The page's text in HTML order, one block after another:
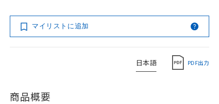
マイリストに追加
日本語 PDF出力
商品概要